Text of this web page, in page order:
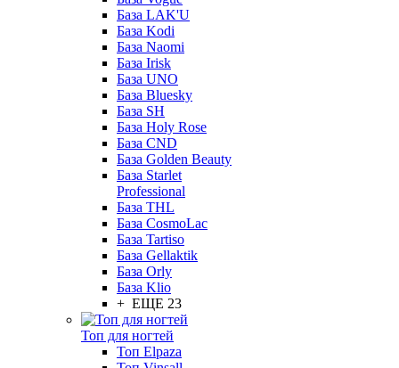
База LAK'U
База Kodi
База Naomi
База Irisk
База UNO
База Bluesky
База SH
База Holy Rose
База CND
База Golden Beauty
База Starlet
Professional
База THL
База CosmoLac
База Tartiso
База Gellaktik
База Orly
База Klio
+ ЕЩЕ 23
Топ для ногтей
Топ Elpaza